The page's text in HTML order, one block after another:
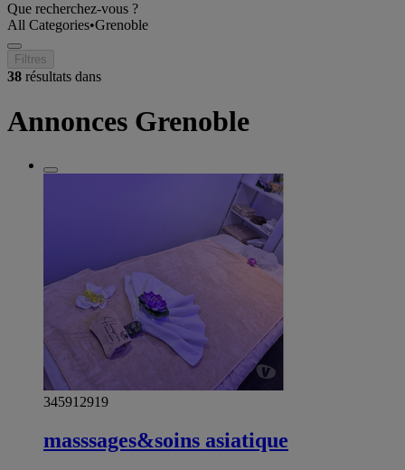
Que recherchez-vous ?
All Categories•Grenoble
Filtres
38 résultats dans
Annonces Grenoble
345912919
masssages&soins asiatique